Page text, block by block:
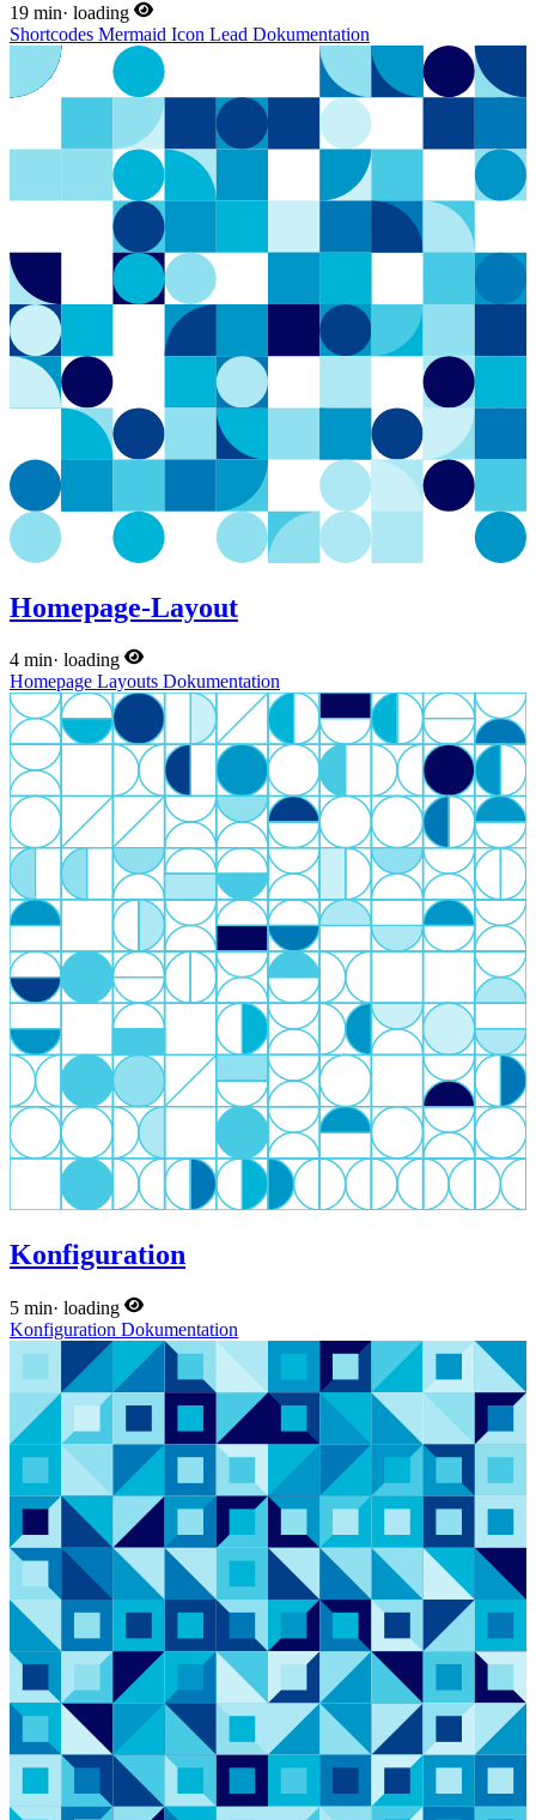
19 min· loading
Shortcodes Mermaid Icon Lead Dokumentation
Homepage-Layout
4 min· loading
Homepage Layouts Dokumentation
Konfiguration
5 min· loading
Konfiguration Dokumentation